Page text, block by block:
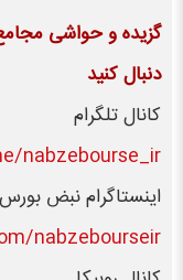
گزیده و حواشی
دنبال کنید
کانال تلگرام
nabzebourse_ir
اینستاگرام نبض بورس
nabzebourseir/